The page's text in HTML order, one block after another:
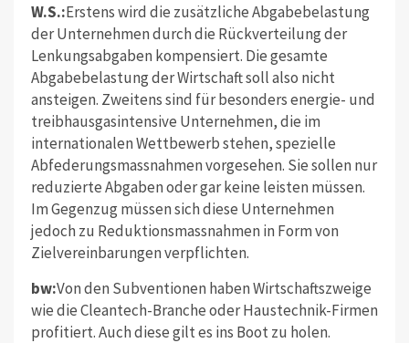
W.S.:Erstens wird die zusätzliche Abgabebelastung
der Unternehmen durch die Rückverteilung der
Lenkungsabgaben kompensiert. Die gesamte
Abgabebelastung der Wirtschaft soll also nicht
ansteigen. Zweitens sind für besonders energie- und
treibhausgasintensive Unternehmen, die im
internationalen Wettbewerb stehen, spezielle
Abfederungsmassnahmen vorgesehen. Sie sollen nur
reduzierte Abgaben oder gar keine leisten müssen.
Im Gegenzug müssen sich diese Unternehmen
jedoch zu Reduktionsmassnahmen in Form von
Zielvereinbarungen verpflichten.
bw:Von den Subventionen haben Wirtschaftszweige
wie die Cleantech-Branche oder Haustechnik-Firmen
profitiert. Auch diese gilt es ins Boot zu holen.